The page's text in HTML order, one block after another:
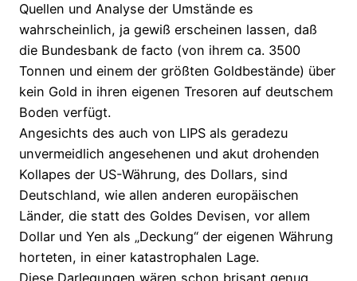
Quellen und Analyse der Umstände es
wahrscheinlich, ja gewiß erscheinen lassen, daß
die Bundesbank de facto (von ihrem ca. 3500
Tonnen und einem der größten Goldbestände) über
kein Gold in ihren eigenen Tresoren auf deutschem
Boden verfügt.
Angesichts des auch von LIPS als geradezu
unvermeidlich angesehenen und akut drohenden
Kollapes der US-Währung, des Dollars, sind
Deutschland, wie allen anderen europäischen
Länder, die statt des Goldes Devisen, vor allem
Dollar und Yen als „Deckung“ der eigenen Währung
horteten, in einer katastrophalen Lage.